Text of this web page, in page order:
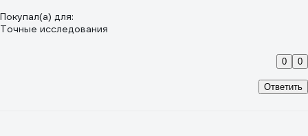
Покупал(а) для:
Точные исследования
Ответить
0 0